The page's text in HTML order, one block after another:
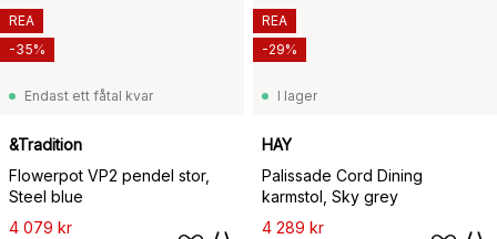
Endast ett fåtal kvar
&Tradition
Flowerpot VP2 pendel stor,
Steel blue
4 079 kr
REA
-35%
I lager
HAY
Palissade Cord Dining
karmstol, Sky grey
4 289 kr
REA
-29%